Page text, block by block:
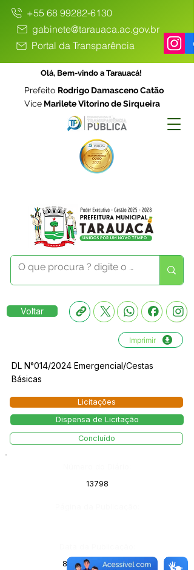
+55 68 99282-6130
gabinete@tarauaca.ac.gov.br
Portal da Transparência
Olá, Bem-vindo a Tarauacá!
Prefeito Rodrigo Damasceno Catão
Vice Marilete Vitorino de Sirqueira
Voltar
Imprimir
DL N°014/2024 Emergencial/Cestas
Básicas
Licitações
Dispensa de Licitação
Concluído
13798
8 de junho de 2024